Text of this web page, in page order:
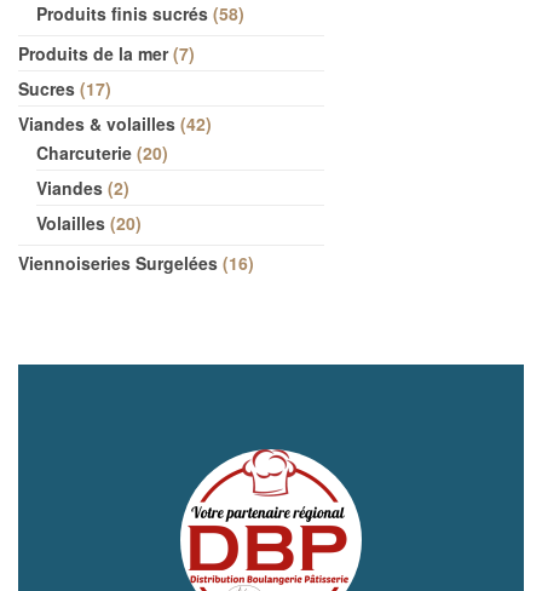
Produits finis sucrés 58
Produits de la mer 7
Sucres 17
Viandes & volailles 42
Charcuterie 20
Viandes 2
Volailles 20
Viennoiseries Surgelées 16